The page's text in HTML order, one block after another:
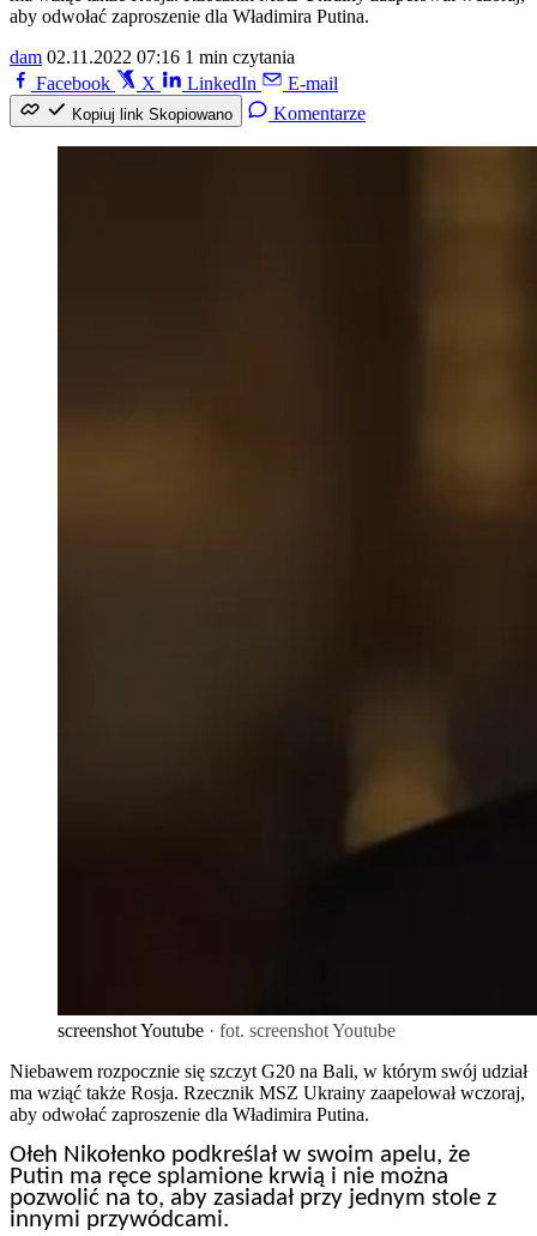
aby odwołać zaproszenie dla Władimira Putina.
dam 02.11.2022 07:16 1 min czytania
Facebook
X LinkedIn E-mail
Kopiuj link Skopiowano Komentarze
screenshot Youtube · fot. screenshot Youtube
Niebawem rozpocznie się szczyt G20 na Bali, w którym swój udział
ma wziąć także Rosja. Rzecznik MSZ Ukrainy zaapelował wczoraj,
aby odwołać zaproszenie dla Władimira Putina.
Ołeh Nikołenko podkreślał w swoim apelu, że
Putin ma ręce splamione krwią i nie można
pozwolić na to, aby zasiadał przy jednym stole z
innymi przywódcami.